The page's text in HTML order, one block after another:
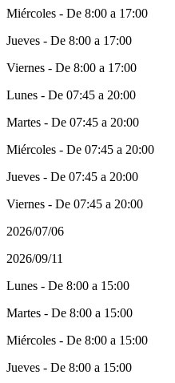
Miércoles - De 8:00 a 17:00
Jueves - De 8:00 a 17:00
Viernes - De 8:00 a 17:00
Lunes - De 07:45 a 20:00
Martes - De 07:45 a 20:00
Miércoles - De 07:45 a 20:00
Jueves - De 07:45 a 20:00
Viernes - De 07:45 a 20:00
2026/07/06
2026/09/11
Lunes - De 8:00 a 15:00
Martes - De 8:00 a 15:00
Miércoles - De 8:00 a 15:00
Jueves - De 8:00 a 15:00